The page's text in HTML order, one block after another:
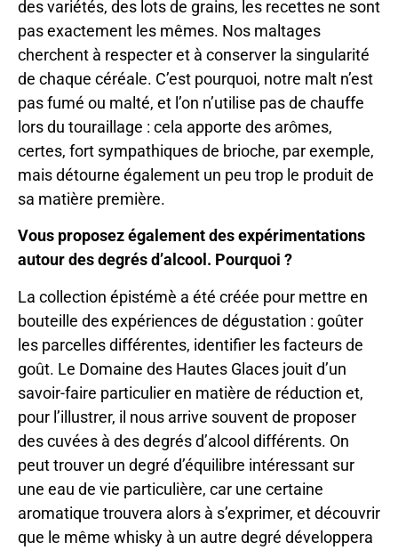
des variétés, des lots de grains, les recettes ne sont
pas exactement les mêmes. Nos maltages
cherchent à respecter et à conserver la singularité
de chaque céréale. C’est pourquoi, notre malt n’est
pas fumé ou malté, et l’on n’utilise pas de chauffe
lors du touraillage : cela apporte des arômes,
certes, fort sympathiques de brioche, par exemple,
mais détourne également un peu trop le produit de
sa matière première.
Vous proposez également des expérimentations
autour des degrés d’alcool. Pourquoi ?
La collection épistémè a été créée pour mettre en
bouteille des expériences de dégustation : goûter
les parcelles différentes, identifier les facteurs de
goût. Le Domaine des Hautes Glaces jouit d’un
savoir-faire particulier en matière de réduction et,
pour l’illustrer, il nous arrive souvent de proposer
des cuvées à des degrés d’alcool différents. On
peut trouver un degré d’équilibre intéressant sur
une eau de vie particulière, car une certaine
aromatique trouvera alors à s’exprimer, et découvrir
que le même whisky à un autre degré développera